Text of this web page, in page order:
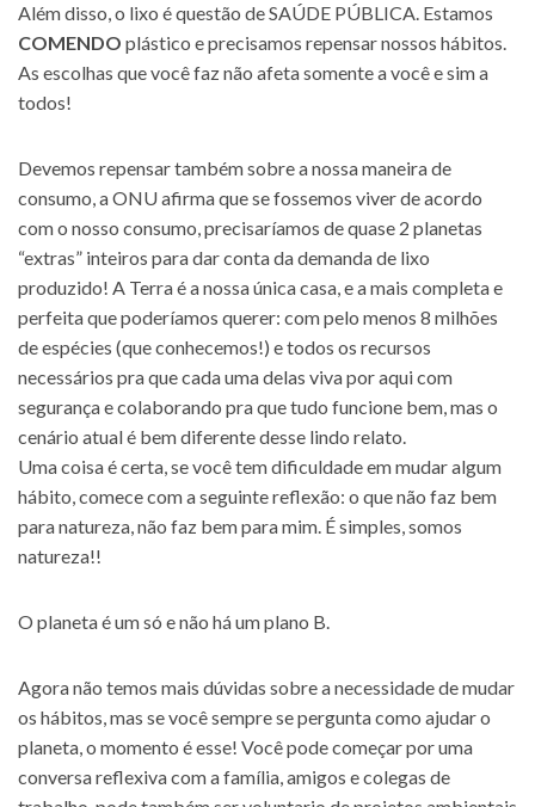
Além disso, o lixo é questão de SAÚDE PÚBLICA. Estamos
COMENDO plástico e precisamos repensar nossos hábitos.
As escolhas que você faz não afeta somente a você e sim a
todos!
Devemos repensar também sobre a nossa maneira de
consumo, a ONU afirma que se fossemos viver de acordo
com o nosso consumo, precisaríamos de quase 2 planetas
“extras” inteiros para dar conta da demanda de lixo
produzido! A Terra é a nossa única casa, e a mais completa e
perfeita que poderíamos querer: com pelo menos 8 milhões
de espécies (que conhecemos!) e todos os recursos
necessários pra que cada uma delas viva por aqui com
segurança e colaborando pra que tudo funcione bem, mas o
cenário atual é bem diferente desse lindo relato.
Uma coisa é certa, se você tem dificuldade em mudar algum
hábito, comece com a seguinte reflexão: o que não faz bem
para natureza, não faz bem para mim. É simples, somos
natureza!!
O planeta é um só e não há um plano B.
Agora não temos mais dúvidas sobre a necessidade de mudar
os hábitos, mas se você sempre se pergunta como ajudar o
planeta, o momento é esse! Você pode começar por uma
conversa reflexiva com a família, amigos e colegas de